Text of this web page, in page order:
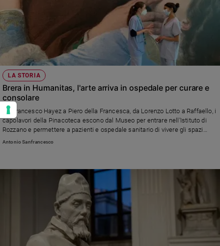
LA STORIA
Brera in Humanitas, l'arte arriva in ospedale per curare e
consolare
Da Francesco Hayez a Piero della Francesca, da Lorenzo Lotto a Raffaello, i
capolavori della Pinacoteca escono dal Museo per entrare nell’Istituto di
Rozzano e permettere a pazienti e ospedale sanitario di vivere gli spazi
della cura immersi nella bellezza
Antonio Sanfrancesco